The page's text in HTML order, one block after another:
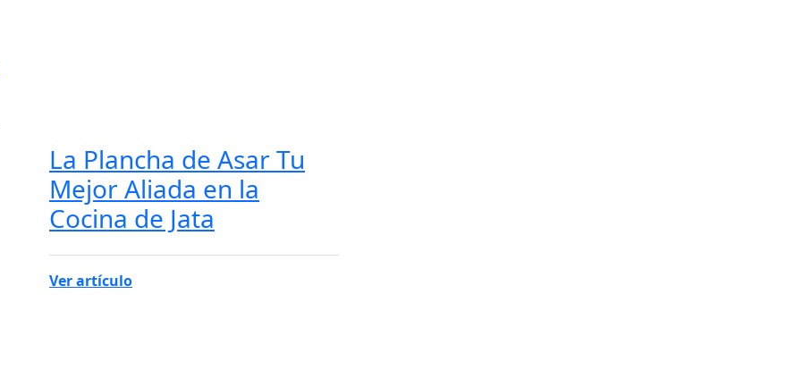
La Plancha de Asar Tu
Mejor Aliada en la
Cocina de Jata
Ver artículo